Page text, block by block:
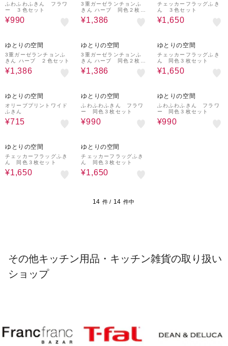
ふわふわふきん フラワ
ー ３色セット
¥990
3重ガーゼランチョンふ
きん ハーブ 同色２枚セ
ット
¥1,386
チェッカーフラッグふき
ん ３色セット
¥1,650
ゆとりの空間
3重ガーゼランチョンふ
きん ハーブ ２色セット
¥1,386
ゆとりの空間
3重ガーゼランチョンふ
きん ハーブ 同色２枚セ
ット
¥1,386
ゆとりの空間
チェッカーフラッグふき
ん 同色３枚セット
¥1,650
ゆとりの空間
オリーブプリントワイド
ふきん
¥715
ゆとりの空間
ふわふわふきん フラワ
ー 同色３枚セット
¥990
ゆとりの空間
ふわふわふきん フラワ
ー 同色３枚セット
¥990
ゆとりの空間
チェッカーフラッグふき
ん 同色３枚セット
¥1,650
ゆとりの空間
チェッカーフラッグふき
ん 同色３枚セット
¥1,650
14 件 / 14 件中
その他キッチン用品・キッチン雑貨の取り扱い
ショップ